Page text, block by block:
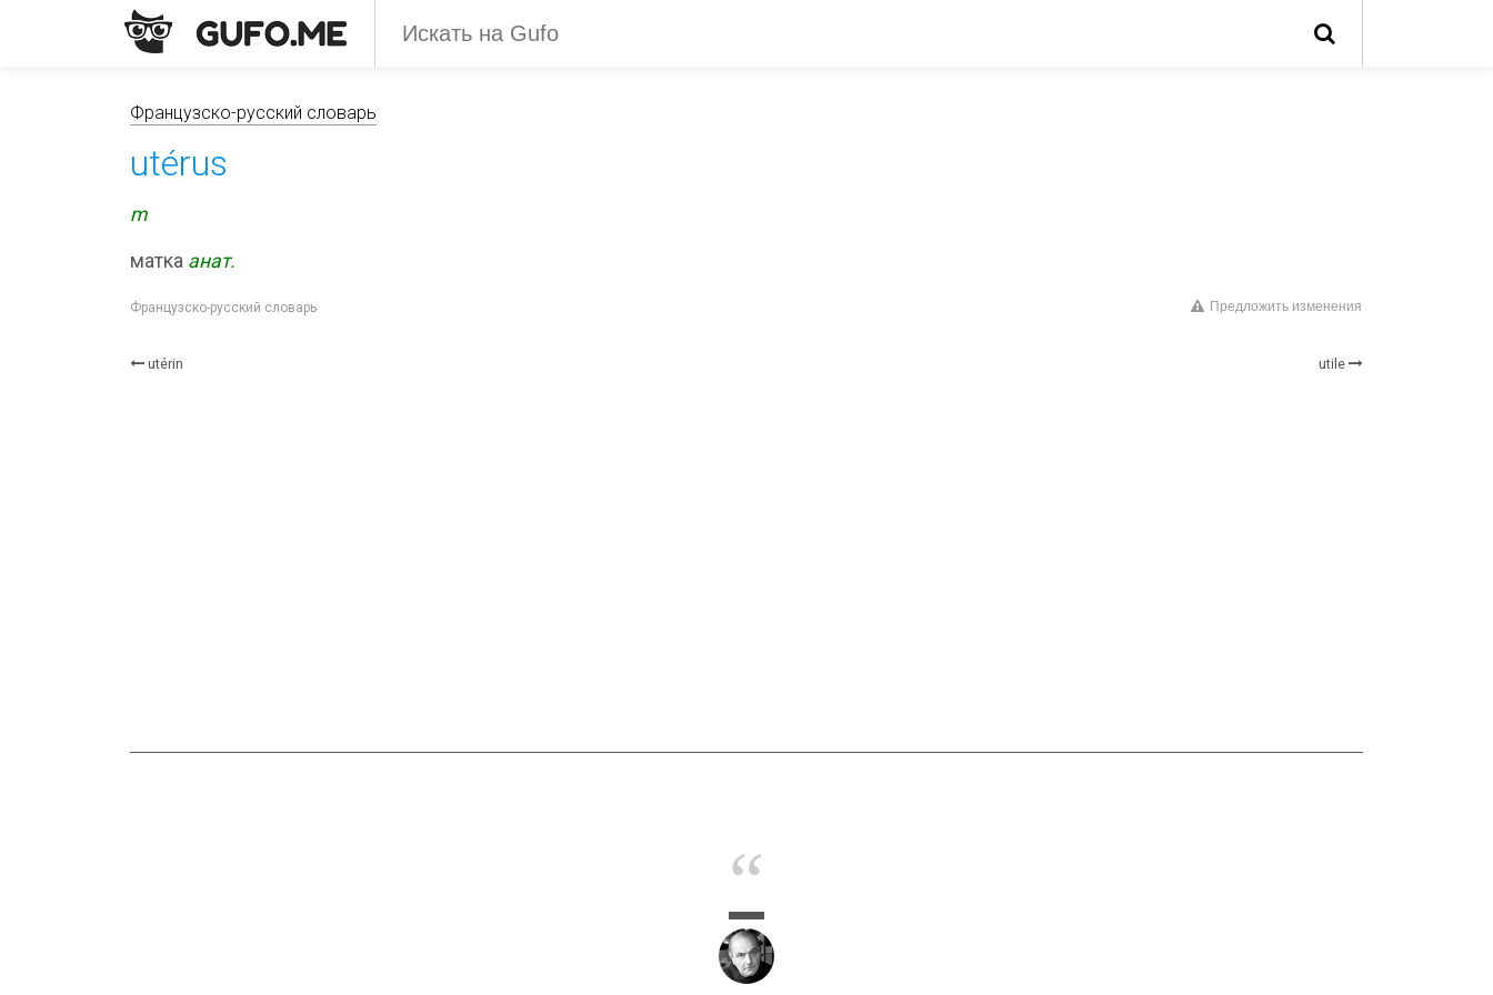
Французско-русский словарь
utérus
m
матка анат.
Французско-русский словарь Предложить изменения
utérin utile